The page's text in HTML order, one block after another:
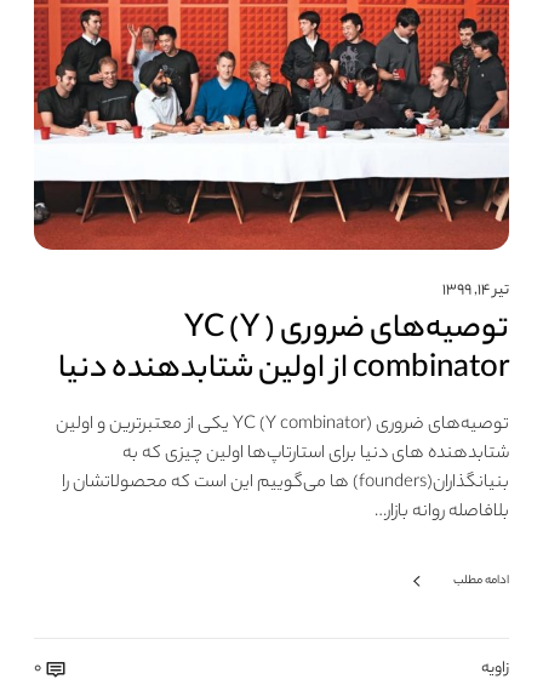
تیر ۱۴, ۱۳۹۹
توصیه‌های ضروری ( YC (Y
combinator از اولین شتابدهنده دنیا
توصیه‌های ضروری (YC (Y combinator یکی از معتبرترین و اولین
شتابدهنده های دنیا برای استارتاپ‌ها اولین چیزی که به
بنیانگذاران(founders) ها می‌گوییم این است که محصولاتشان را
بلافاصله روانه بازار…
ادامه مطلب
زاویه 0